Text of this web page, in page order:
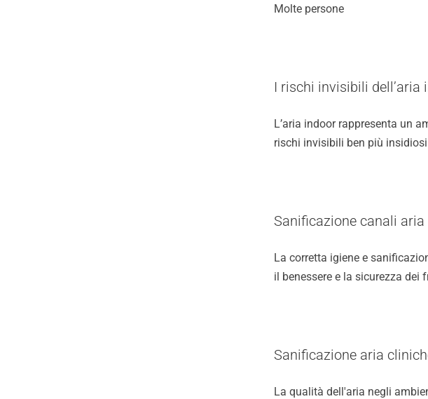
Molte persone
I rischi invisibili dell’aria
L’aria indoor rappresenta un
rischi invisibili ben più
Sanificazione canali
La corretta igiene e
il benessere e la sicurezza dei
Sanificazione aria
La qualità dell'aria negli